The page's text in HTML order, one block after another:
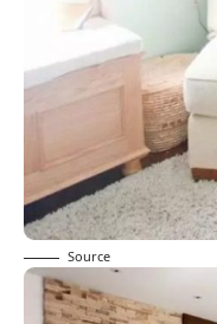
Source